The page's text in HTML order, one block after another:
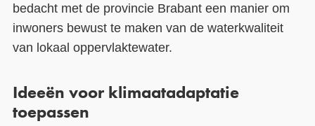
bedacht met de provincie Brabant een manier om
inwoners bewust te maken van de waterkwaliteit
van lokaal oppervlaktewater.
Ideeën voor klimaatadaptatie
toepassen